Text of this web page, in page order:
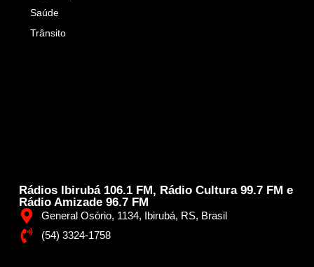
Rádios Ibirubá 106.1 FM, Rádio Cultura 99.7 FM e
Rádio Amizade 96.7 FM
General Osório, 1134, Ibirubá, RS, Brasil
(54) 3324-1758
Saúde
Trânsito